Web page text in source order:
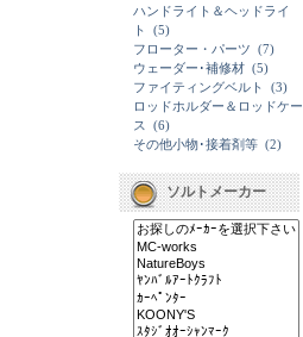
ハンドライト＆ヘッドライ
ト
(5)
フローター・パーツ (7)
ウェーダー･補修材 (5)
ファイティングベルト
(3)
ロッドホルダー＆ロッドケー
ス
(6)
その他小物･接着剤等 (2)
ソルトメーカー